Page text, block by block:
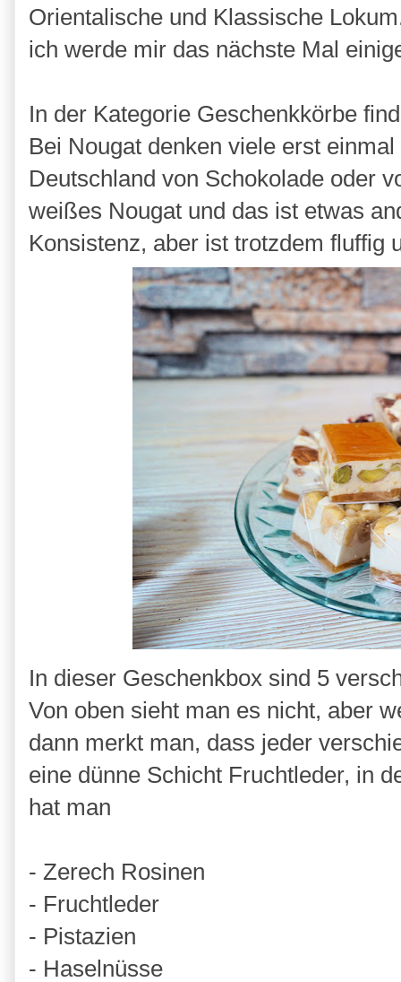
Orientalische und Klassische
ich werde mir das nächste Mal
In der Kategorie Geschenkkörbe
Bei Nougat denken viele erst
Deutschland von Schokolade oder
weißes Nougat und das ist etwas
Konsistenz, aber ist trotzdem fluffig
In dieser Geschenkbox sind 5
Von oben sieht man es nicht, aber
dann merkt man, dass jeder
eine dünne Schicht Fruchtleder, in
hat man
- Zerech Rosinen
- Fruchtleder
- Pistazien
- Haselnüsse